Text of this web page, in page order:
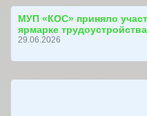
МУП «КОС» приняло
ярмарке трудоустройства
29.06.2026